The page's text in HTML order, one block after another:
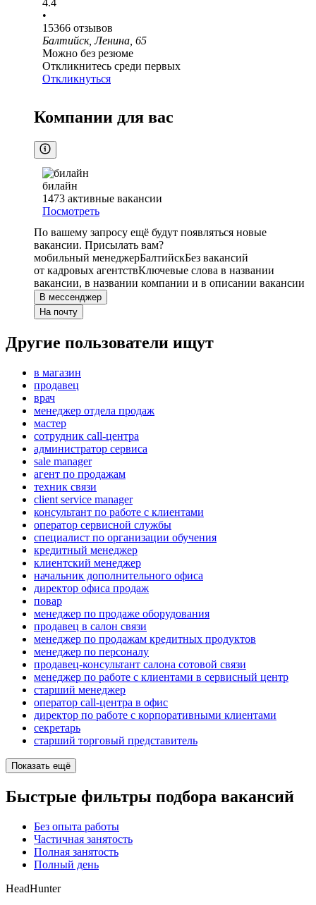
4.4
•
15366 отзывов
Балтийск, Ленина, 65
Можно без резюме
Откликнитесь среди первых
Откликнуться
Компании для вас
билайн
1473 активные вакансии
Посмотреть
По вашему запросу ещё будут появляться новые
вакансии. Присылать вам?
мобильный менеджерБалтийскБез вакансий
от кадровых агентствКлючевые слова в названии
вакансии, в названии компании и в описании вакансии
В мессенджер
На почту
Другие пользователи ищут
в магазин
продавец
врач
менеджер отдела продаж
мастер
сотрудник call-центра
администратор сервиса
sale manager
агент по продажам
техник связи
client service manager
консультант по работе с клиентами
оператор сервисной службы
специалист по организации обучения
кредитный менеджер
клиентский менеджер
начальник дополнительного офиса
директор офиса продаж
повар
менеджер по продаже оборудования
продавец в салон связи
менеджер по продажам кредитных продуктов
менеджер по персоналу
продавец-консультант салона сотовой связи
менеджер по работе с клиентами в сервисный центр
старший менеджер
оператор call-центра в офис
директор по работе с корпоративными клиентами
секретарь
старший торговый представитель
Показать ещё
Быстрые фильтры подбора вакансий
Без опыта работы
Частичная занятость
Полная занятость
Полный день
HeadHunter